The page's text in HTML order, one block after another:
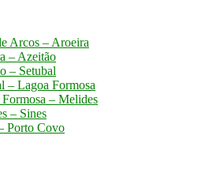
Arcos – Aroeira
– Azeitão
– Setubal
– Lagoa Formosa
– Melides
– Sines
Porto Covo